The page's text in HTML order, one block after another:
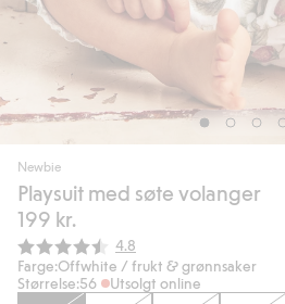
Newbie
Playsuit med søte volanger
199 kr.
Gjennomsnittskarakter:
4.8
Farge:Offwhite / frukt & grønnsaker
Størrelse:56 Utsolgt online